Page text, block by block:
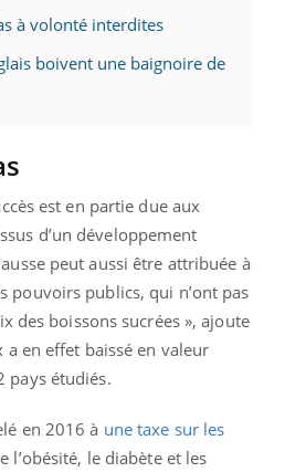
à volonté interdites
boivent une baignoire de
est en partie due aux
d’un développement
peut aussi être attribuée à
pouvoirs publics, qui n’ont pas
des boissons sucrées », ajoute
a en effet baissé en valeur
pays étudiés.
en 2016 à une taxe sur les
l’obésité, le diabète et les